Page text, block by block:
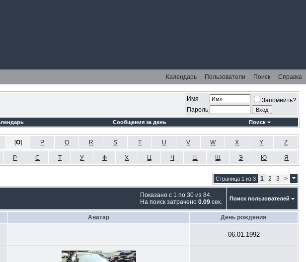
Календарь Пользователи Поиск Справка
Имя
Запомнить?
Пароль
Сообщения за день Поиск
[O] P Q R S T U V W X Y Z
Р С Т У Ф Х Ц Ч Ш Щ Э Ю Я
Страница 1 из 3 1 2 3 >
Показано с 1 по 30 из 84.
На поиск затрачено0.09 сек. Поиск пользователей
Аватар День рождения
06.01.1992